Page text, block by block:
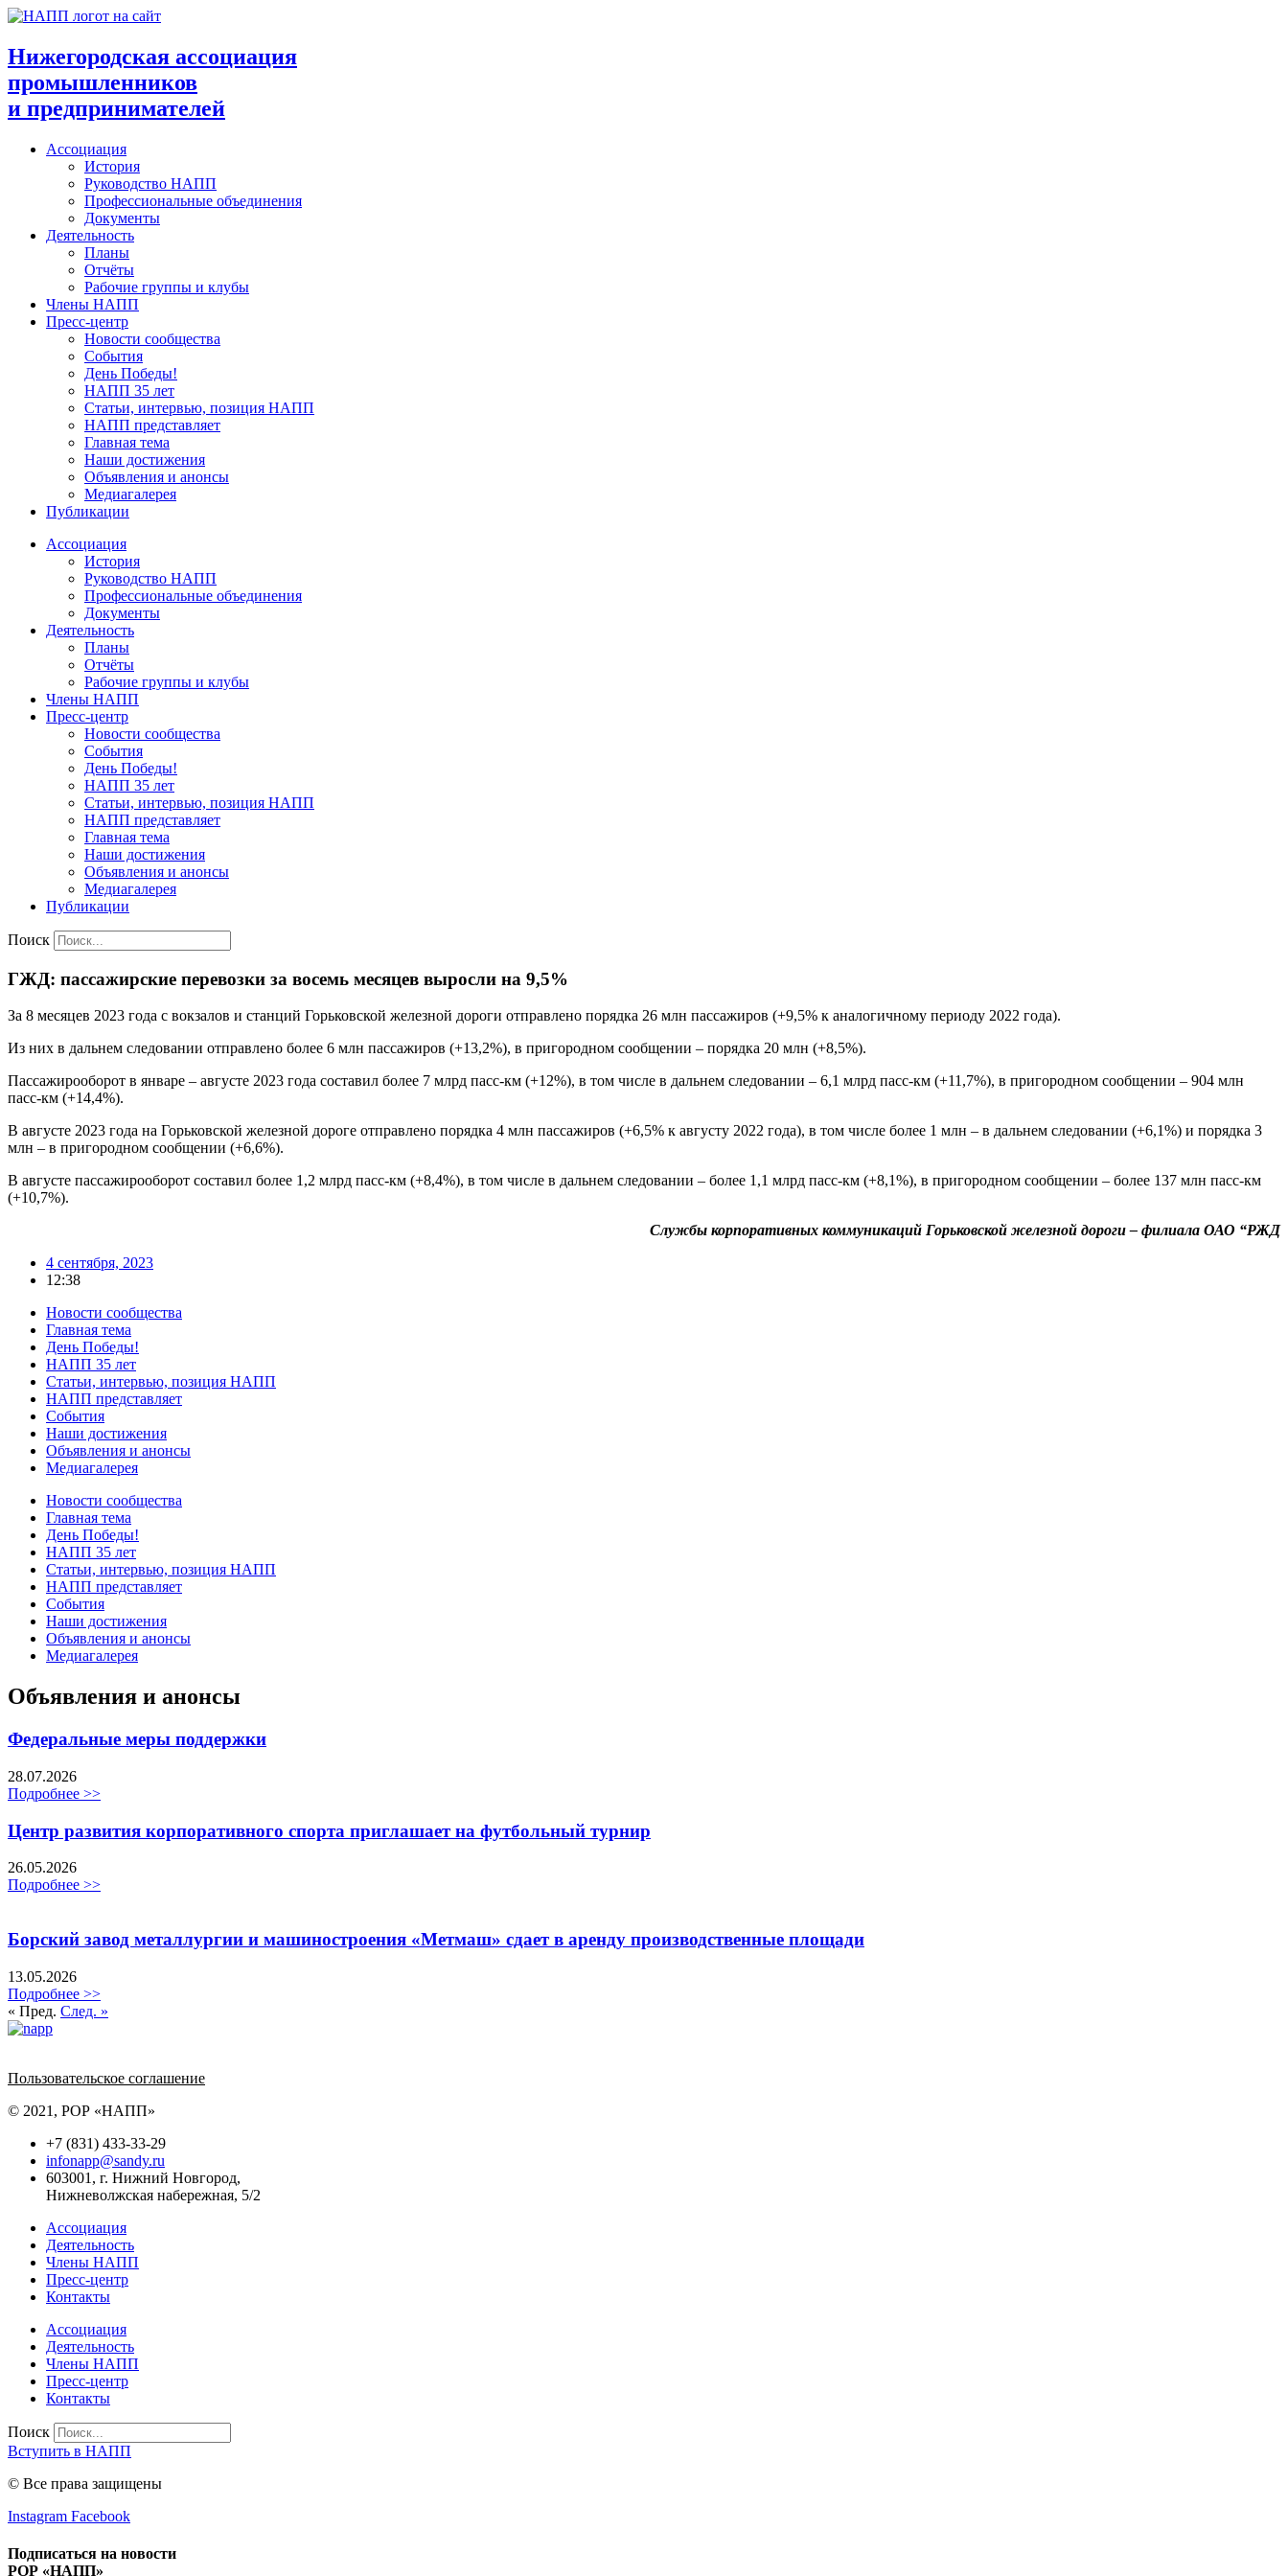
Перейти
содержимому
Нижегородская ассоциация
промышленников
и предпринимателей
Ассоциация
История
Руководство НАПП
Профессиональные объединения
Документы
Деятельность
Планы
Отчёты
Рабочие группы и клубы
Члены НАПП
Пресс-центр
Новости сообщества
События
День Победы!
НАПП 35 лет
Статьи, интервью, позиция НАПП
НАПП представляет
Главная тема
Наши достижения
Объявления и анонсы
Медиагалерея
Публикации
Ассоциация
История
Руководство НАПП
Профессиональные объединения
Документы
Деятельность
Планы
Отчёты
Рабочие группы и клубы
Члены НАПП
Пресс-центр
Новости сообщества
События
День Победы!
НАПП 35 лет
Статьи, интервью, позиция НАПП
НАПП представляет
Главная тема
Наши достижения
Объявления и анонсы
Медиагалерея
Публикации
Поиск
ГЖД: пассажирские перевозки за восемь месяцев выросли на 9,5%
За 8 месяцев 2023 года с вокзалов и станций Горьковской железной дороги отправлено порядка 26 млн пассажиров (+9,5% к аналогичному периоду 2022 года).
Из них в дальнем следовании отправлено более 6 млн пассажиров (+13,2%), в пригородном сообщении – порядка 20 млн (+8,5%).
Пассажирооборот в январе – августе 2023 года составил более 7 млрд пасс-км (+12%), в том числе в дальнем следовании – 6,1 млрд пасс-км (+11,7%), в пригородном сообщении – 904 млн
пасс-км (+14,4%).
В августе 2023 года на Горьковской железной дороге отправлено порядка 4 млн пассажиров (+6,5% к августу 2022 года), в том числе более 1 млн – в дальнем следовании (+6,1%) и порядка 3
млн – в пригородном сообщении (+6,6%).
В августе пассажирооборот составил более 1,2 млрд пасс-км (+8,4%), в том числе в дальнем следовании – более 1,1 млрд пасс-км (+8,1%), в пригородном сообщении – более 137 млн пасс-км
(+10,7%).
Службы корпоративных коммуникаций Горьковской железной дороги – филиала ОАО “РЖД
4 сентября, 2023
12:38
Новости сообщества
Главная тема
День Победы!
НАПП 35 лет
Статьи, интервью, позиция НАПП
НАПП представляет
События
Наши достижения
Объявления и анонсы
Медиагалерея
Новости сообщества
Главная тема
День Победы!
НАПП 35 лет
Статьи, интервью, позиция НАПП
НАПП представляет
События
Наши достижения
Объявления и анонсы
Медиагалерея
Объявления и анонсы
Федеральные меры поддержки
28.07.2026
Подробнее >>
Центр развития корпоративного спорта приглашает на футбольный турнир
26.05.2026
Подробнее >>
Борский завод металлургии и машиностроения «Метмаш» сдает в аренду производственные площади
13.05.2026
Подробнее >>
« Пред. След. »
Пользовательское соглашение
© 2021, РОР «НАПП»
+7 (831) 433-33-29
infonapp@sandy.ru
603001, г. Нижний Новгород,
Нижневолжская набережная, 5/2
Ассоциация
Деятельность
Члены НАПП
Пресс-центр
Контакты
Ассоциация
Деятельность
Члены НАПП
Пресс-центр
Контакты
Поиск
Вступить в НАПП
© Все права защищены
Instagram Facebook
Подписаться на новости
РОР «НАПП»